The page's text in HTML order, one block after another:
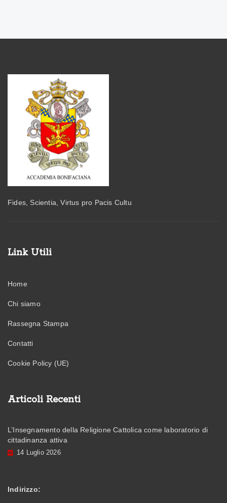
Fides, Scientia, Virtus pro Pacis Cultu
Link Utili
Home
Chi siamo
Rassegna Stampa
Contatti
Cookie Policy (UE)
Articoli Recenti
L’Insegnamento della Religione Cattolica come laboratorio di
cittadinanza attiva
14 Luglio 2026
Indirizzo: